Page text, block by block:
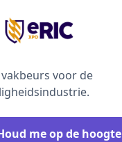
vakbeurs voor de
me op de hoogte